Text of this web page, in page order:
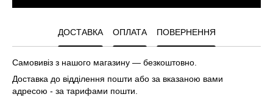
ДОСТАВКА ОПЛАТА ПОВЕРНЕННЯ
Самовивіз з нашого магазину — безкоштовно.
Доставка до відділення пошти або за вказаною вами
адресою - за тарифами пошти.